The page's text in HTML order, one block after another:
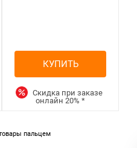
КУПИТЬ
Скидка при заказе
онлайн20%*